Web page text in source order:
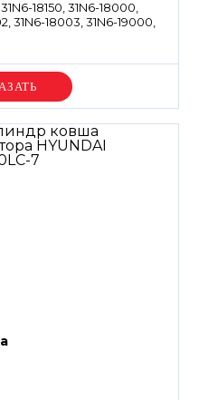
31N6-18150, 31N6-18000,
31N6-18003, 31N6-19000,
цену